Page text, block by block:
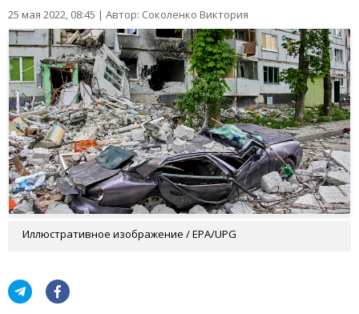
25 мая 2022, 08:45 | Автор: Соколенко Виктория
Иллюстративное изображение / EPA/UPG